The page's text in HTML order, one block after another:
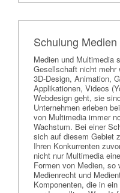
Schulung Medien
Medien und Multimedia
Gesellschaft nicht mehr
3D-Design, Animation,
Applikationen, Videos
Webdesign geht, sie
Unternehmen erleben
von Multimedia immer
Wachstum. Bei einer
sich auf diesem Gebiet
Ihren Konkurrenten
nicht nur Multimedia
Formen von Medien, so
Medienrecht und
Komponenten, die in